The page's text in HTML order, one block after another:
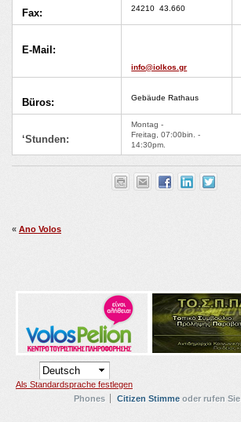
Fax: 24210 43.660
E-Mail:
info@iolkos.gr
Büros: Gebäude Rathaus
‘Stunden:
Montag -
Freitag, 07:00bin. -
14:30pm.
« Ano Volos
Als Standardsprache festlegen
Phones
Citizen Stimme oder rufen Sie